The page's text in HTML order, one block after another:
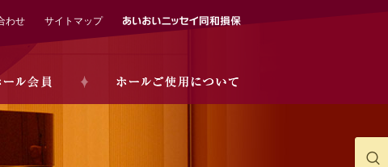
わせ サイトマップ